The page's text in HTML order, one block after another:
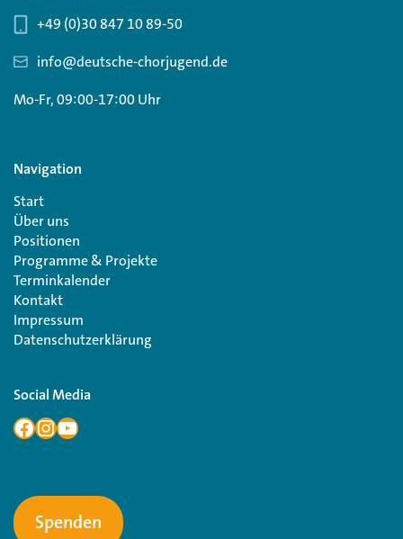
+49 (0)30 847 10 89-50
info@deutsche-chorjugend.de
Mo-Fr, 09:00-17:00 Uhr
Navigation
Start
Über uns
Positionen
Programme & Projekte
Terminkalender
Kontakt
Impressum
Datenschutzerklärung
Social Media
Spenden